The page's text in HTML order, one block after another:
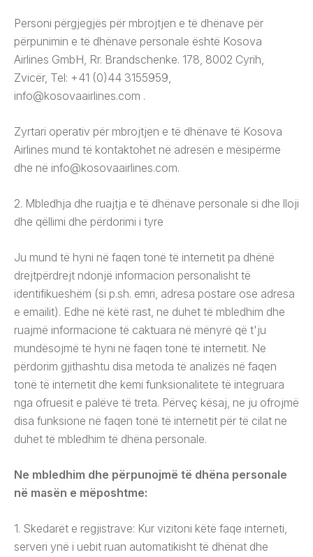
Personi përgjegjës për mbrojtjen e të dhënave për
përpunimin e të dhënave personale është Kosova
Airlines GmbH, Rr. Brandschenke. 178, 8002 Cyrih,
Zvicër, Tel: +41 (0)44 3155959,
info@kosovaairlines.com .
Zyrtari operativ për mbrojtjen e të dhënave të Kosova
Airlines mund të kontaktohet në adresën e mësipërme
dhe në info@kosovaairlines.com.
2. Mbledhja dhe ruajtja e të dhënave personale si dhe lloji
dhe qëllimi dhe përdorimi i tyre
Ju mund të hyni në faqen tonë të internetit pa dhënë
drejtpërdrejt ndonjë informacion personalisht të
identifikueshëm (si p.sh. emri, adresa postare ose adresa
e emailit). Edhe në këtë rast, ne duhet të mbledhim dhe
ruajmë informacione të caktuara në mënyrë që t'ju
mundësojmë të hyni në faqen tonë të internetit. Ne
përdorim gjithashtu disa metoda të analizës në faqen
tonë të internetit dhe kemi funksionalitete të integruara
nga ofruesit e palëve të treta. Përveç kësaj, ne ju ofrojmë
disa funksione në faqen tonë të internetit për të cilat ne
duhet të mbledhim të dhëna personale.
Ne mbledhim dhe përpunojmë të dhëna personale
në masën e mëposhtme:
1. Skedarët e regjistrave: Kur vizitoni këtë faqe interneti,
serveri ynë i uebit ruan automatikisht të dhënat dhe